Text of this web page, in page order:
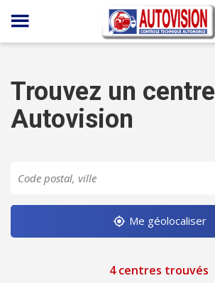
Panneau de gestion des cookies
Trouvez un centre
Autovision
Me géolocaliser
4 centres trouvés